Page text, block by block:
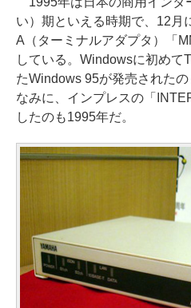
い）期といえる時期で、12月
A（ターミナルアダプタ）「
している。Windowsに初めて
たWindows 95が発売された
なみに、インプレスの「
したのも1995年だ。